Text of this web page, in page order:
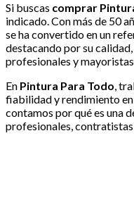
Si buscas comprar
indicado. Con más de 50
se ha convertido en un
destacando por su
profesionales y
En Pintura Para Todo,
fiabilidad y rendimiento
contamos por qué es una
profesionales,